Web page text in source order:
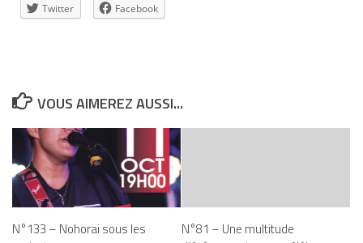
Twitter Facebook
VOUS AIMEREZ AUSSI...
N°133 – Nohorai sous les
N°81 – Une multitude